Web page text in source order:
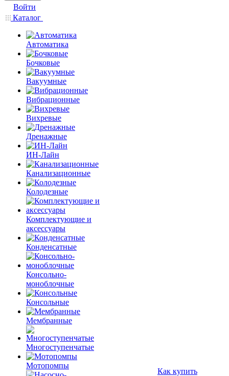
Войти
Каталог
Автоматика
Бочковые
Вакуумные
Вибрационные
Вихревые
Дренажные
ИН-Лайн
Канализационные
Колодезные
Комплектующие и
аксессуары
Конденсатные
Консольно-
моноблочные
Консольные
Мембранные
Многоступенчатые
Мотопомпы
Как купить